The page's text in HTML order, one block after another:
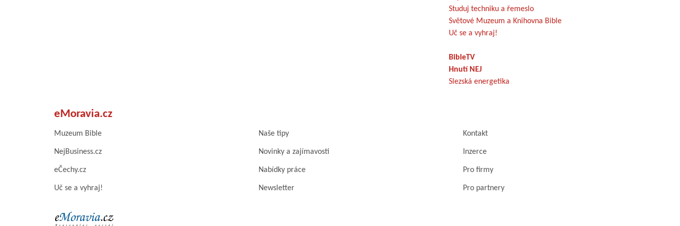
Studuj techniku a řemeslo
Světové Muzeum a Knihovna Bible
Uč se a vyhraj!
BibleTV
Hnutí NEJ
Slezská energetika
eMoravia.cz
Muzeum Bible Naše tipy Kontakt
NejBusiness.cz Novinky a zajímavosti Inzerce
eČechy.cz Nabídky práce Pro firmy
Uč se a vyhraj! Newsletter Pro partnery